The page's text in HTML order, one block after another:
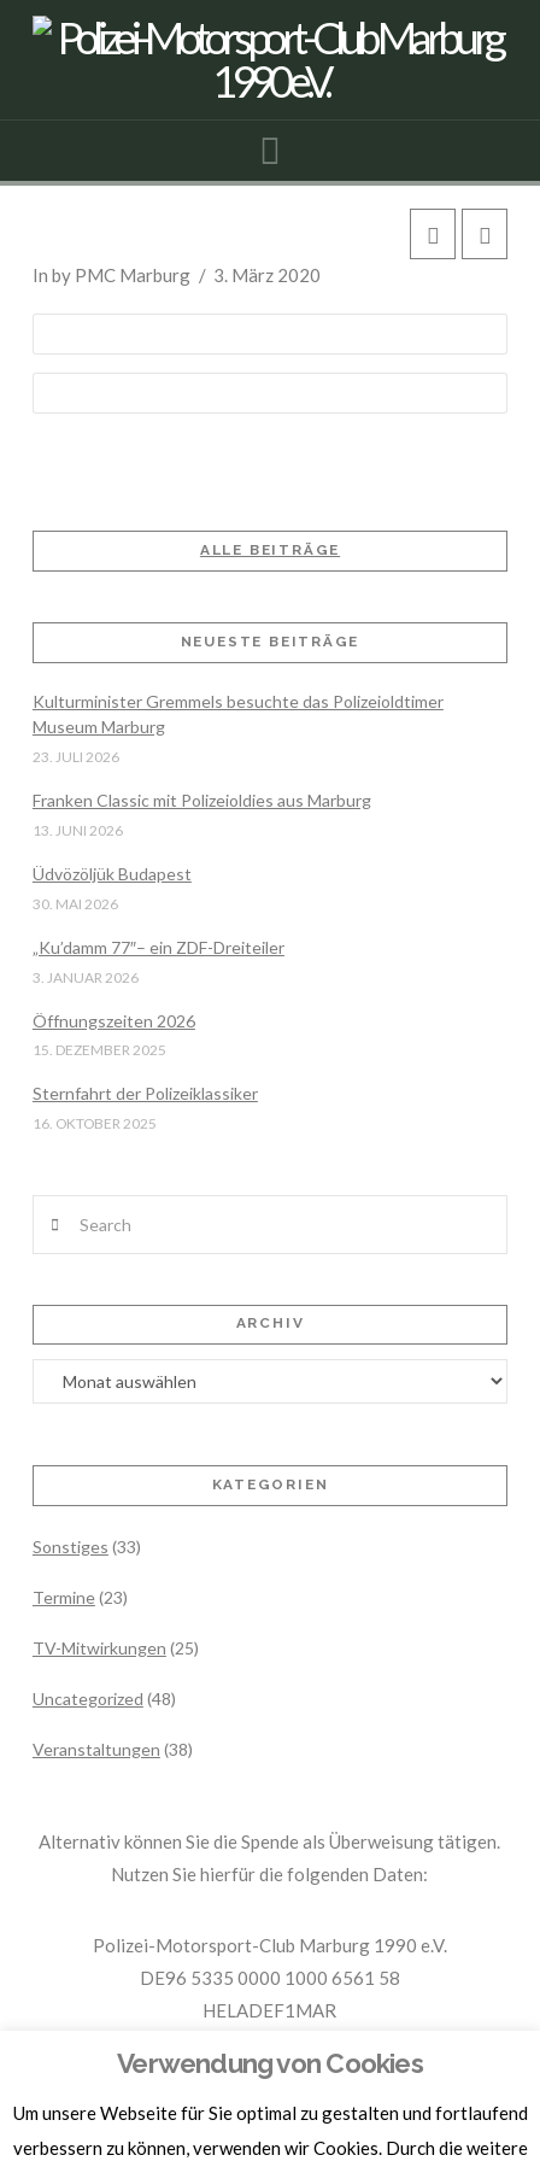
In by PMC Marburg 3. März 2020
ALLE BEITRÄGE
NEUESTE BEITRÄGE
Kulturminister Gremmels besuchte das Polizeioldtimer
Museum Marburg
23. JULI 2026
Franken Classic mit Polizeioldies aus Marburg
13. JUNI 2026
Üdvözöljük Budapest
30. MAI 2026
„Ku’damm 77″– ein ZDF-Dreiteiler
3. JANUAR 2026
Öffnungszeiten 2026
15. DEZEMBER 2025
Sternfahrt der Polizeiklassiker
16. OKTOBER 2025
ARCHIV
Archiv
KATEGORIEN
Sonstiges (33)
Termine(23)
TV-Mitwirkungen (25)
Uncategorized (48)
Veranstaltungen (38)
Alternativ können Sie die Spende als Überweisung tätigen.
Nutzen Sie hierfür die folgenden Daten:
Polizei-Motorsport-Club Marburg 1990 e.V.
DE96 5335 0000 1000 6561 58
HELADEF1MAR
Für Spendenbescheinigungen, Sachspenden und weitere
Informationen, hier klicken.
Verwendung von Cookies
Um unsere Webseite für Sie optimal zu gestalten und fortlaufend
verbessern zu können, verwenden wir Cookies. Durch die weitere